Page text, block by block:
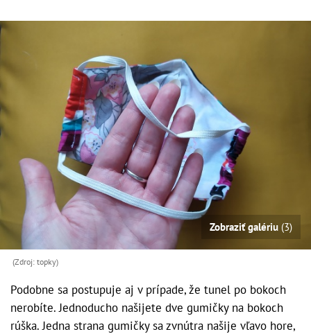
Zobraziť galériu (3)
(Zdroj: topky)
Podobne sa postupuje aj v prípade, že tunel po bokoch
nerobíte. Jednoducho našijete dve gumičky na bokoch
rúška. Jedna strana gumičky sa zvnútra našije vľavo hore,